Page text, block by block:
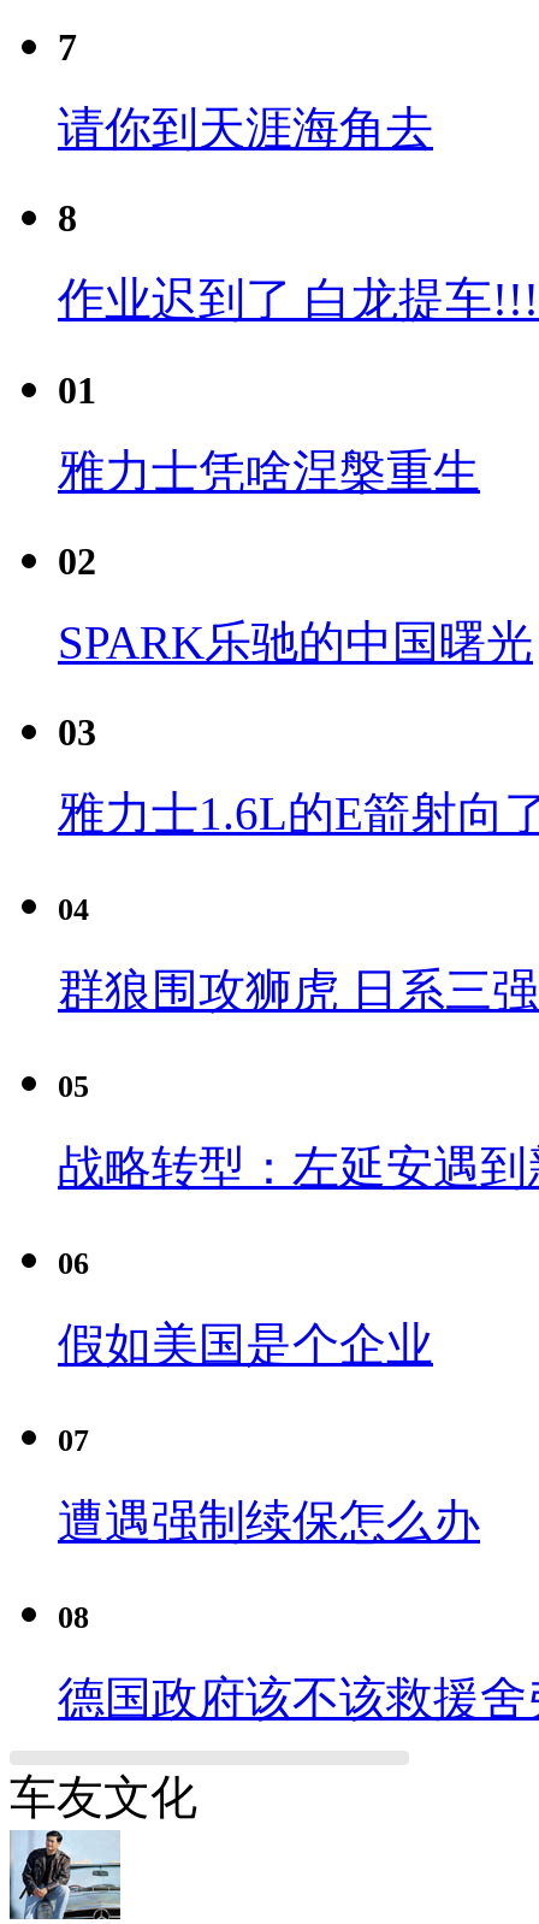
7
请你到天涯海角去
8
作业迟到了 白龙提车
01
雅力士凭啥涅槃重生
02
SPARK乐驰的中国曙光
03
雅力士1.6L的E箭射向
04
群狼围攻狮虎 日系三
05
战略转型：左延安遇
06
假如美国是个企业
07
遭遇强制续保怎么办
08
德国政府该不该救援舍
车友文化